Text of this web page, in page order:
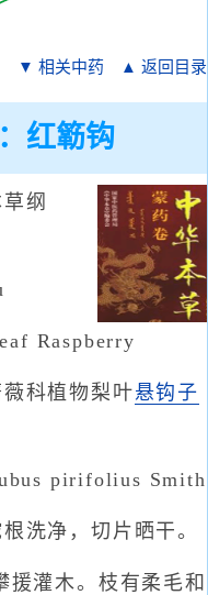
▼ 相关中药 ▲ 返回目录
红簕钩
纲
Raspberry
薇科植物梨叶悬钩子
pirifolius Smith
洗净，切片晒干。
援灌木。枝有柔毛和